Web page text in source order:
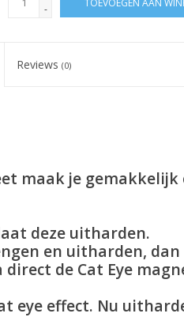
-
TOEVOEGEN AAN
Reviews(0)
maak je gemakkelijk
deze uitharden.
en uitharden, dan
de Cat Eye
eye effect. Nu